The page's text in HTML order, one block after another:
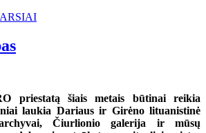
priestatą šiais metais būtinai reikia
laukia Dariaus ir Girėno lituanistinė
Čiurlionio galerija ir mūsų